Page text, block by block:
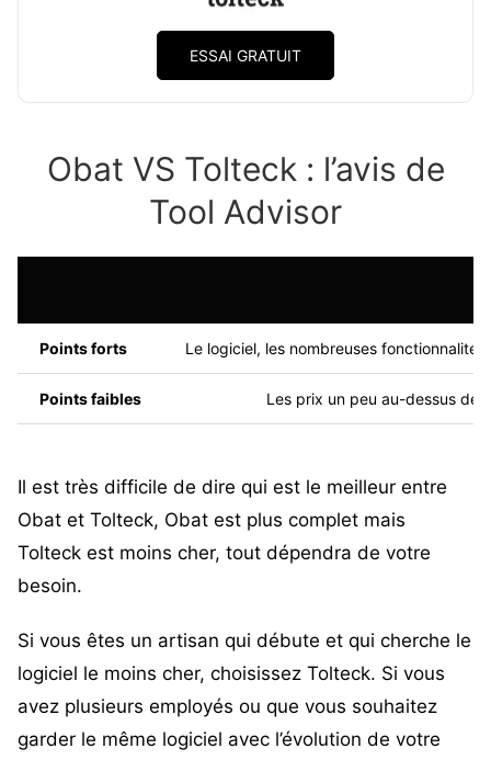
ESSAI GRATUIT
Obat VS Tolteck : l’avis de
Tool Advisor
Points forts Le logiciel, les nombreuses
Points faibles Les prix un peu au-dessus de
Il est très difficile de dire qui est le meilleur entre
Obat et Tolteck, Obat est plus complet mais
Tolteck est moins cher, tout dépendra de votre
besoin.
Si vous êtes un artisan qui débute et qui cherche le
logiciel le moins cher, choisissez Tolteck. Si vous
avez plusieurs employés ou que vous souhaitez
garder le même logiciel avec l’évolution de votre